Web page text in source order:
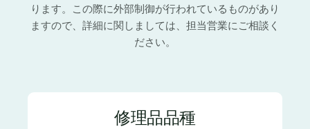
ります。この際に外部制御が行われているものがあり
ますので、詳細に関しましては、担当営業にご相談く
ださい。
修理品品種